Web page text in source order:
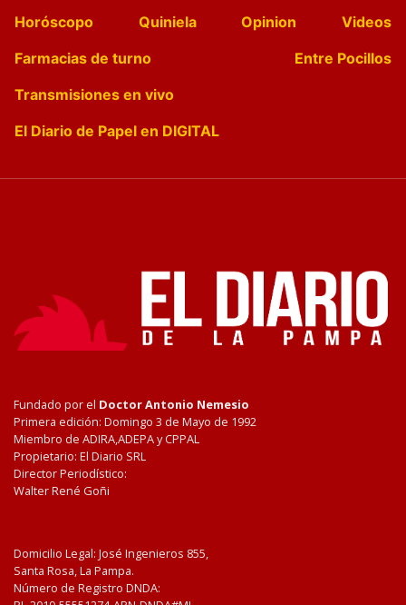
Horóscopo
Quiniela Opinion
Videos
Farmacias de turno
Entre Pocillos
Transmisiones en vivo
El Diario de Papel en DIGITAL
Fundado por el Doctor Antonio Nemesio
Primera edición: Domingo 3 de Mayo de 1992
Miembro de ADIRA,ADEPA y CPPAL
Propietario: El Diario SRL
Director Periodístico:
Walter René Goñi
Domicilio Legal: José Ingenieros 855,
Santa Rosa, La Pampa.
Número de Registro DNDA: